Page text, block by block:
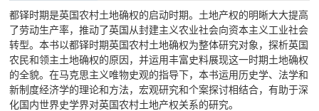
都铎时期是英国农村土地确权的启动时期。土地产权的明晰大大提高
了劳动生产率，推动了英国从封建主义农业社会向资本主义工业社会
转型。本书以都铎时期英国农村土地确权为整体研究对象，探析英国
农民和领主土地确权的原因，并运用丰富史料展现这一时期土地确权
的全貌。在马克思主义唯物史观的指导下，本书运用历史学、法学和
新制度经济学的理论和方法，宏观研究和个案探讨相结合，有助于深
化国内世界史学界对英国农村土地产权关系的研究。